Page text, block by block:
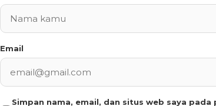
Email
Simpan nama, email, dan situs web saya